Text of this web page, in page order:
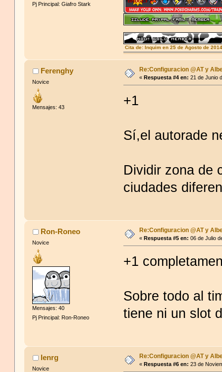
Pj Principal: Giafro Stark
Cita de: Inquim en 25 de Agosto de
xatiya no existe atontaos
Ferenghy
Novice
Mensajes: 43
Re:Configuracion @AT y
«Respuesta #4 en: 21 de Junio
+1
Sí,el autorade
Dividir zona de
ciudades
Ron-Roneo
Novice
Mensajes: 40
Pj Principal: Ron-Roneo
Re:Configuracion @AT y
«Respuesta #5 en: 06 de Julio
+1
Sobre todo al
tiene ni un slot
lenrg
Novice
Re:Configuracion @AT y
«Respuesta #6 en: 23 de